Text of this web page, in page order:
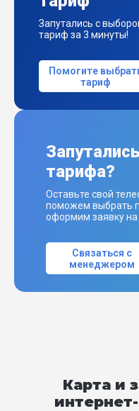
Запутались с
тариф за 3 минуты!
Помогите
тариф
тарифа?
Оставьте свой
поможем выбрать
оформим заявку
Связаться с
менеджером
Карта и